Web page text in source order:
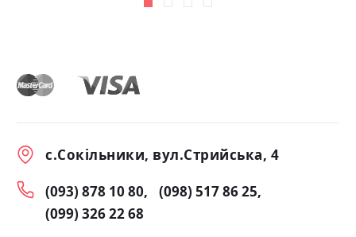
с.Сокільники, вул.Стрийська, 4
(093) 878 10 80
(098) 517 86 25
(099) 326 22 68